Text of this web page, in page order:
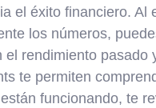
el éxito financiero. Al
los números,
el rendimiento pasado
te permiten
funcionando, te